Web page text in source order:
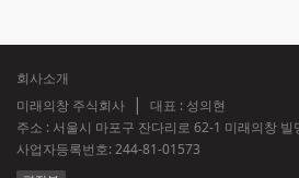
회사소개
미래의창 주식회사
대표 : 성의현
주소 : 서울시 마포구 잔다리로 62-1 미래의창 빌
사업자등록번호:244-81-01573